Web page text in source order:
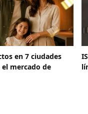
en 7 ciudades
mercado de